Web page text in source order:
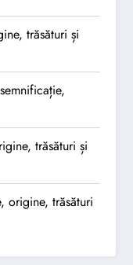
trăsături și
trăsături și
origine, trăsături